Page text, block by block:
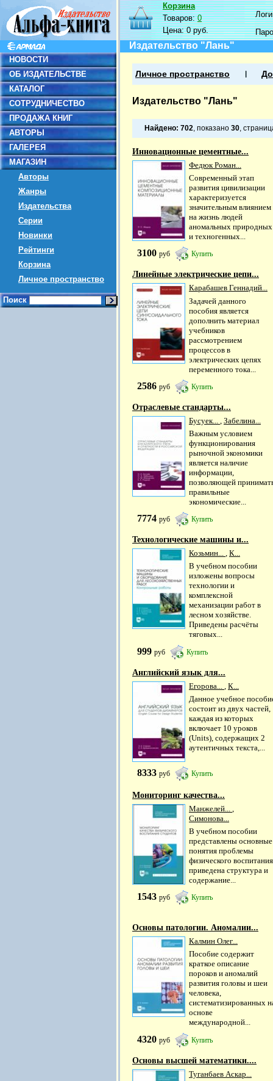
НОВОСТИ
ОБ ИЗДАТЕЛЬСТВЕ
КАТАЛОГ
СОТРУДНИЧЕСТВО
ПРОДАЖА КНИГ
АВТОРЫ
ГАЛЕРЕЯ
МАГАЗИН
Авторы
Жанры
Издательства
Серии
Новинки
Рейтинги
Корзина
Личное пространство
Поиск
Корзина
Товаров:0
Цена:0 руб.
Издательство "Лань"
Личное пространство
Издательство "Лань"
Найдено: 702, показано 30,
Инновационные цементные...
Федюк Роман...
Современный этап
развития цивилизации
характеризуется
значительным влиянием
на жизнь людей
аномальных природных
и техногенных...
3100 руб Купить
Линейные электрические цепи...
Карабашев Геннадий...
Задачей данного
пособия является
дополнить материал
учебников
рассмотрением
процессов в
электрических цепях
переменного тока...
2586 руб Купить
Отраслевые стандарты...
Бусуек...
Забелина...
Важным условием
функционирования
рыночной экономики
является наличие
информации,
позволяющей
правильные
экономические...
7774 руб Купить
Технологические машины и...
Козьмин... , К...
В учебном пособии
изложены вопросы
технологии и
комплексной
механизации работ в
лесном хозяйстве.
Приведены расчёты
тяговых...
999 руб Купить
Английский язык для...
Егорова...
К...
Данное учебное
состоит из двух частей,
каждая из которых
включает 10 уроков
(Units), содержащих 2
аутентичных текста,...
8333 руб Купить
Мониторинг качества...
Манжелей...
Симонова...
В учебном пособии
представлены основные
понятия проблемы
физического
приведена структура и
содержание...
1543 руб Купить
Основы патологии. Аномалии...
Калмин Олег...
Пособие содержит
краткое описание
пороков и аномалий
развития головы и шеи
человека,
систематизированных
основе
международной...
4320 руб Купить
Основы высшей математики....
Туганбаев Аскар...